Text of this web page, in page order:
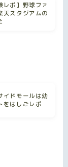
レポ】野球ファ
天スタジアムの
イドモールは幼
をはしごレポ